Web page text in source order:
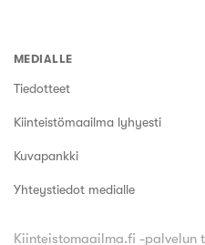
MEDIALLE
Tiedotteet
Kiinteistömaailma lyhyesti
Kuvapankki
Yhteystiedot medialle
Kiinteistomaailma.fi -palvelun